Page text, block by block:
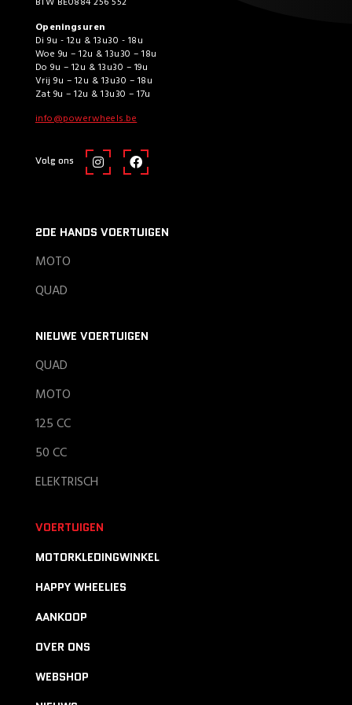
Openingsuren
Di 9u - 12u & 13u30 - 18u
Woe 9u – 12u & 13u30 – 18u
Do 9u – 12u & 13u30 – 19u
Vrij 9u – 12u & 13u30 – 18u
Zat 9u – 12u & 13u30 – 17u
info@powerwheels.be
Volg ons
2DE HANDS VOERTUIGEN
MOTO
QUAD
NIEUWE VOERTUIGEN
QUAD
MOTO
125 CC
50 CC
ELEKTRISCH
VOERTUIGEN
MOTORKLEDINGWINKEL
HAPPY WHEELIES
AANKOOP
OVER ONS
WEBSHOP